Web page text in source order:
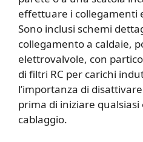
effettuare i collegamenti
Sono inclusi schemi
collegamento a caldaie,
elettrovalvole, con
di filtri RC per carichi
l’importanza di
prima di iniziare qualsiasi
cablaggio.